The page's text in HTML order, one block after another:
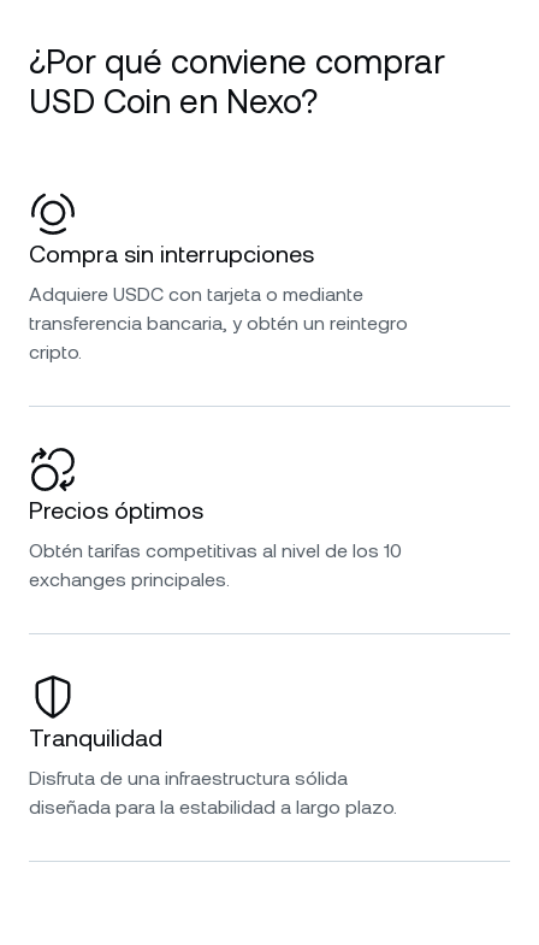
¿Por qué conviene comprar
USD Coin en Nexo?
Compra sin interrupciones
Adquiere USDC con tarjeta o mediante
transferencia bancaria, y obtén un reintegro
cripto.
Precios óptimos
Obtén tarifas competitivas al nivel de los 10
exchanges principales.
Tranquilidad
Disfruta de una infraestructura sólida
diseñada para la estabilidad a largo plazo.